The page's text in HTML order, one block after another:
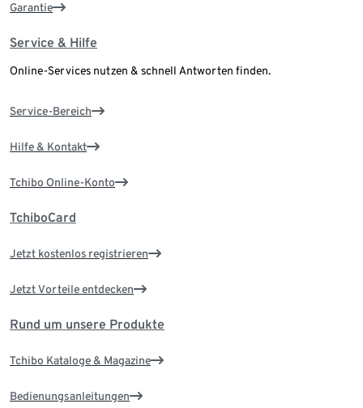
Garantie
Service & Hilfe
Online-Services nutzen & schnell Antworten finden.
Service-Bereich
Hilfe & Kontakt
Tchibo Online-Konto
TchiboCard
Jetzt kostenlos registrieren
Jetzt Vorteile entdecken
Rund um unsere Produkte
Tchibo Kataloge & Magazine
Bedienungsanleitungen